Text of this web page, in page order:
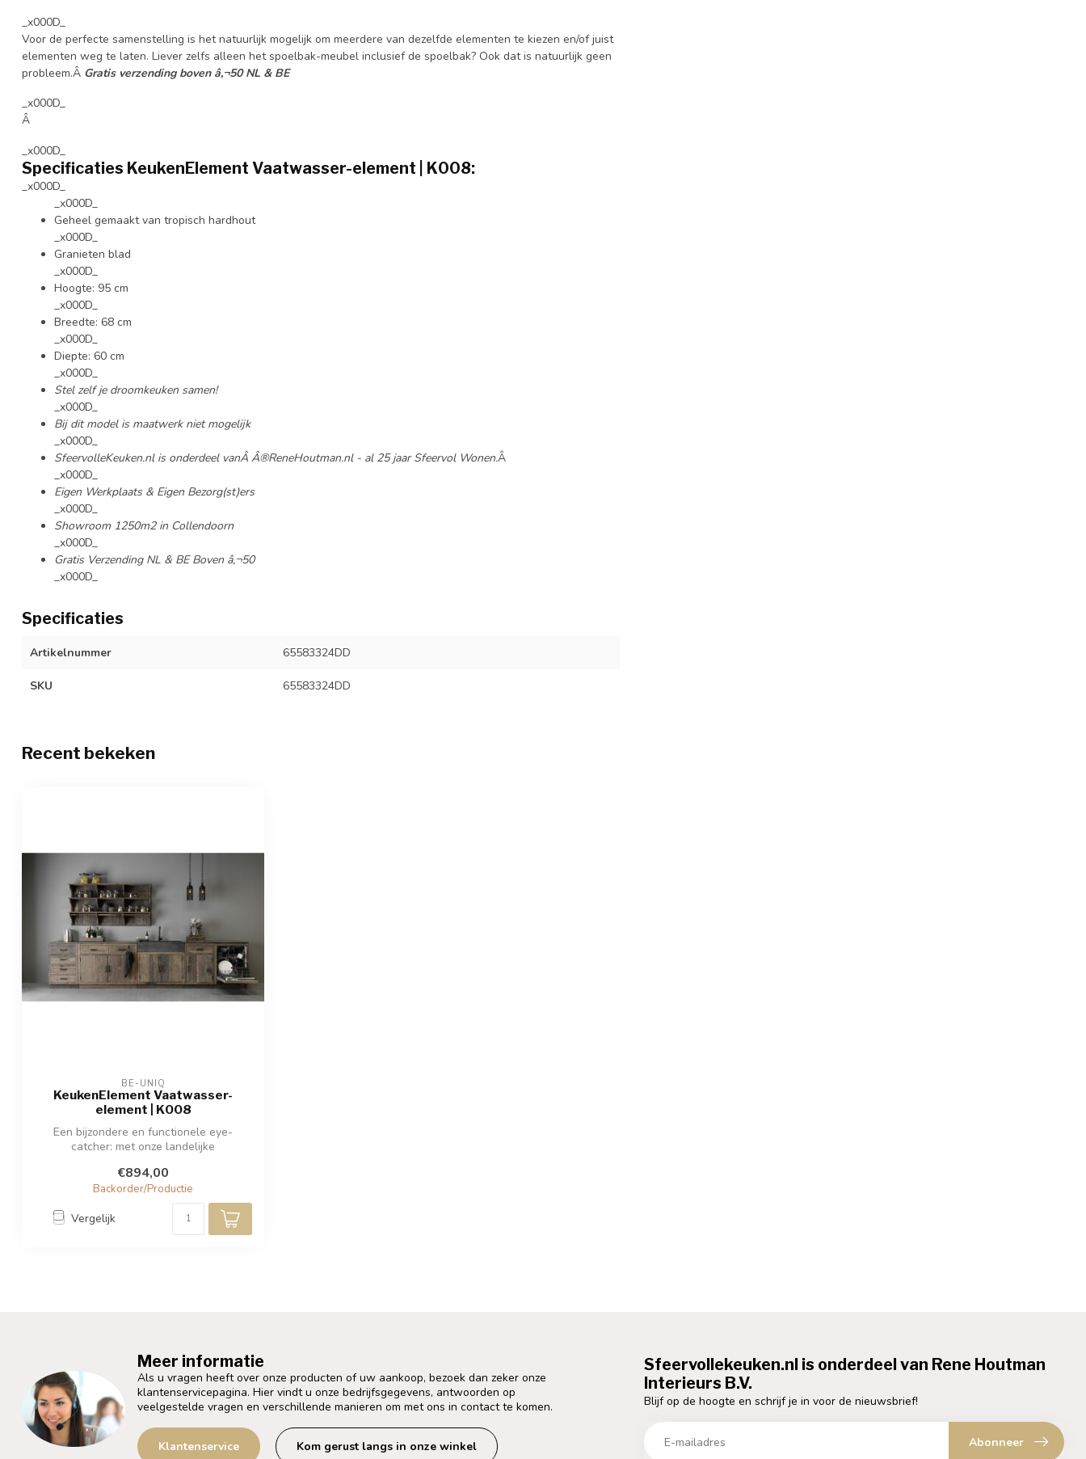
_x000D_
Voor de perfecte samenstelling is het natuurlijk mogelijk om meerdere van dezelfde elementen te kiezen en/of juist
elementen weg te laten. Liever zelfs alleen het spoelbak-meubel inclusief de spoelbak? Ook dat is natuurlijk geen
probleem.Â Gratis verzending boven â‚¬50 NL & BE
_x000D_
Â
_x000D_
Specificaties KeukenElement Vaatwasser-element | K008:
_x000D_
_x000D_
Geheel gemaakt van tropisch hardhout
_x000D_
Granieten blad
_x000D_
Hoogte: 95 cm
_x000D_
Breedte: 68 cm
_x000D_
Diepte: 60 cm
_x000D_
Stel zelf je droomkeuken samen!
_x000D_
Bij dit model is maatwerk niet mogelijk
_x000D_
SfeervolleKeuken.nl is onderdeel vanÂ Â®ReneHoutman.nl - al 25 jaar Sfeervol Wonen.Â
_x000D_
Eigen Werkplaats & Eigen Bezorg(st)ers
_x000D_
Showroom 1250m2 in Collendoorn
_x000D_
Gratis Verzending NL & BE Boven â‚¬50
_x000D_
Specificaties
Artikelnummer 65583324DD
SKU 65583324DD
Recent bekeken
BE-UNIQ
KeukenElement Vaatwasser-
element | K008
Een bijzondere en functionele eye-
catcher: met onze landelijke
€894,00
Backorder/Productie
Vergelijk
Meer informatie
Als u vragen heeft over onze producten of uw aankoop, bezoek dan zeker onze
klantenservicepagina. Hier vindt u onze bedrijfsgegevens, antwoorden op
veelgestelde vragen en verschillende manieren om met ons in contact te komen.
Klantenservice Kom gerust langs in onze winkel
Sfeervollekeuken.nl is onderdeel van Rene Houtman
Interieurs B.V.
Blijf op de hoogte en schrijf je in voor de nieuwsbrief!
Abonneer